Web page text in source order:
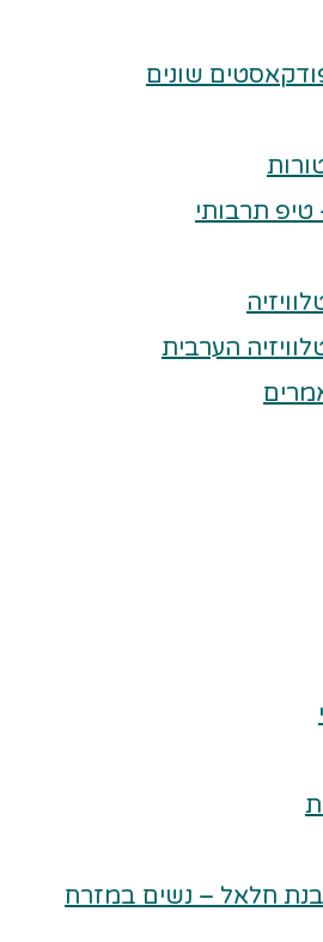
שונים
תרבותי
הערבית
חלאל – נשים במזרח